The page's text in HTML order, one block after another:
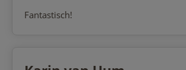
Fantastisch!